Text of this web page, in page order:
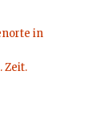
in
Zeit.